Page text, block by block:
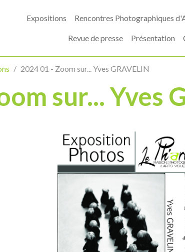
Expositions Rencontres Photographiques
Revue de presse Présentation
2024 01 - Zoom sur... Yves GRAVELIN
sur... Yves